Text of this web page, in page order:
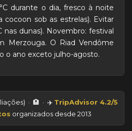
durante o dia, fresco à noite
cocoon sob as estrelas). Evitar
nas dunas). Novembro: festival
Merzouga. O Riad Vendôme
o ano exceto julho-agosto.
· 🏨 · ✈️ TripAdvisor 4.2/5
organizados desde 2013